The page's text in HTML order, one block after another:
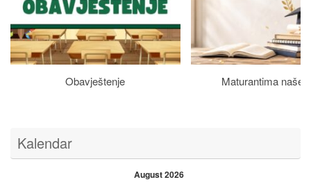
Obavještenje Maturantima naše
Kalendar
August 2026